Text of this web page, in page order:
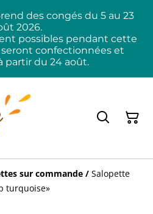
des congés du 5 au 23
2026.
possibles pendant cette
seront confectionnées et
partir du 24 août.
sur commande / Salopette
turquoise»